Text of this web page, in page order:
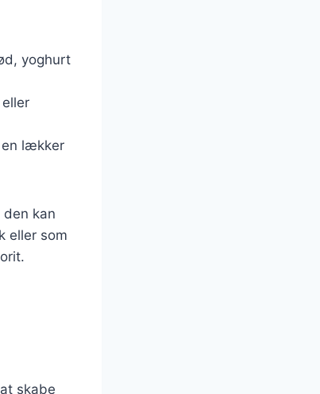
yoghurt
en lækker
kan
eller som
skabe